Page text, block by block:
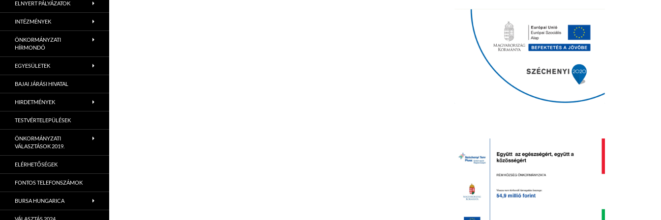
ELNYERT PÁLYÁZATOK
INTÉZMÉNYEK
ÖNKORMÁNYZATI
HÍRMONDÓ
EGYESÜLETEK
BAJAI JÁRÁSI HIVATAL
HIRDETMÉNYEK
TESTVÉRTELEPÜLÉSEK
ÖNKORMÁNYZATI
VÁLASZTÁSOK 2019.
ELÉRHETŐSÉGEK
FONTOS TELEFONSZÁMOK
BURSA HUNGARICA